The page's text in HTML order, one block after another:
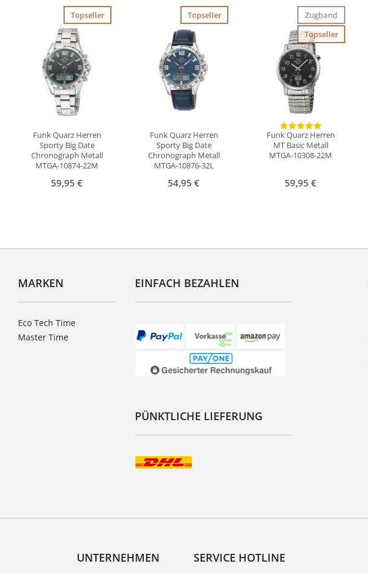
Topseller
Funk Quarz Herren
Sporty Big Date
Chronograph Metall
MTGA-10874-22M
59,95 €
Topseller
Funk Quarz Herren
Sporty Big Date
Chronograph Metall
MTGA-10876-32L
54,95 €
Zugband
Topseller
Funk Quarz Herren
MT Basic Metall
MTGA-10308-22M
59,95 €
MARKEN
Eco Tech Time
Master Time
EINFACH BEZAHLEN
PÜNKTLICHE LIEFERUNG
UNTERNEHMEN SERVICE HOTLINE